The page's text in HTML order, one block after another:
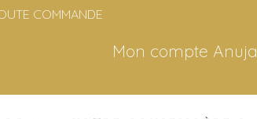
COMMANDE
Mon compte Anuja